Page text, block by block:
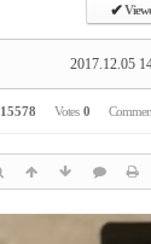
✔
2017.12.05
15578 Votes 0